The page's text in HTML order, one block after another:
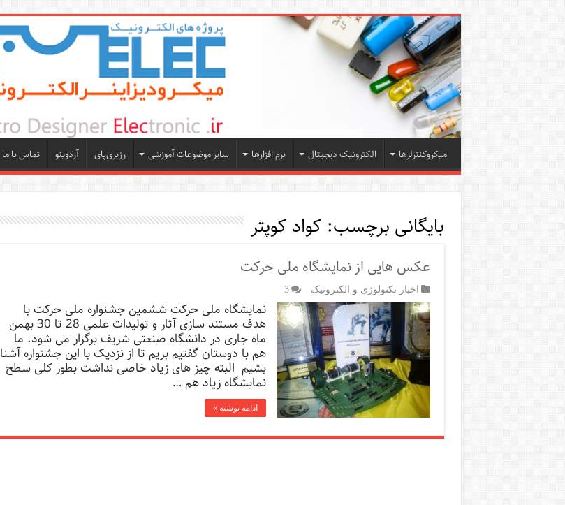
میکروکنترلرها الکترونیک دیجیتال نرم افزارها سایر موضوعات آموزشی رزبری‌پای آردوینو تماس با ما
بایگانی برچسب: کواد کوپتر
عکس هایی از نمایشگاه ملی حرکت
اخبار تکنولوژی و الکترونیک 3
نمایشگاه ملی حرکت ششمین جشنواره ملی حرکت با
هدف مستند سازی آثار و تولیدات علمی 28 تا 30 بهمن
ماه جاری در دانشگاه صنعتی شریف برگزار می شود. ما
هم با دوستان گفتیم بریم تا از نزدیک با این جشنواره آشنا
بشیم البته چیز های زیاد خاصی نداشت بطور کلی سطح
نمایشگاه زیاد هم …
ادامه نوشته »